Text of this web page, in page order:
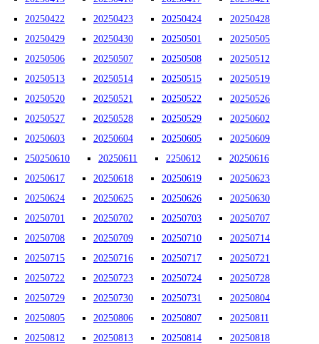
20250422
20250423 20250424
20250428
20250429
20250430 20250501
20250505
20250506
20250507 20250508
20250512
20250513
20250514 20250515
20250519
20250520
20250521 20250522
20250526
20250527
20250528 20250529
20250602
20250603
20250604 20250605
20250609
250250610
20250611 2250612
20250616
20250617
20250618 20250619
20250623
20250624
20250625 20250626
20250630
20250701
20250702 20250703
20250707
20250708
20250709 20250710
20250714
20250715
20250716 20250717
20250721
20250722
20250723 20250724
20250728
20250729
20250730 20250731
20250804
20250805
20250806 20250807
20250811
20250812
20250813 20250814 20250818